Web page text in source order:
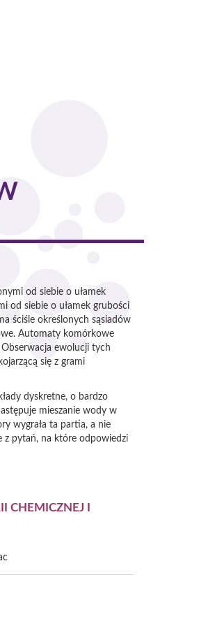
od siebie o ułamek
od siebie o ułamek grubości
ściśle określonych sąsiadów
Automaty komórkowe
ewolucji tych
się z grami
dyskretne, o bardzo
mieszanie wody w
wygrała ta partia, a nie
z pytań, na które odpowiedzi
CHEMICZNEJ I